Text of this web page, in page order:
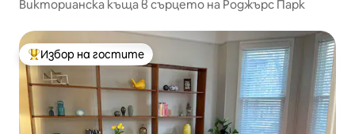
Викторианска къща в сърцето на Роджърс Парк
Най-популярен избор на гостите
Избор на гостите